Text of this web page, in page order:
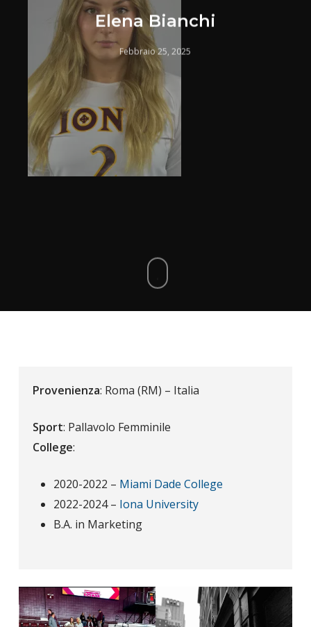
Elena Bianchi
Febbraio 25, 2025
Provenienza: Roma (RM) – Italia
Sport: Pallavolo Femminile
College:
2020-2022 – Miami Dade College
2022-2024 – Iona University
B.A. in Marketing